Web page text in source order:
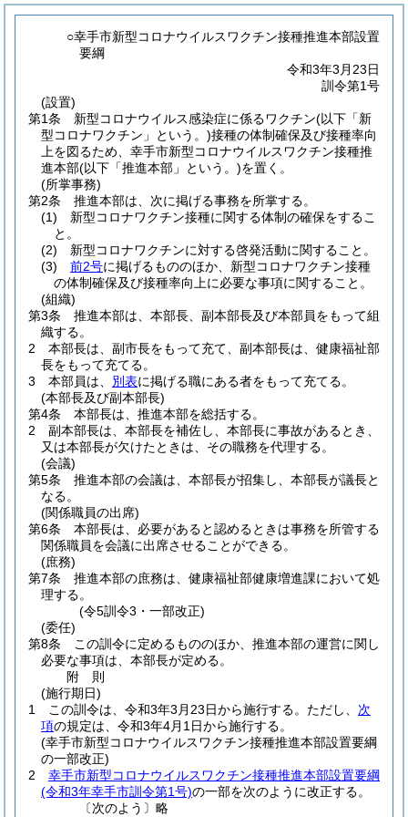
○幸手市新型コロナウイルスワクチン接種推進本部設置
要綱
令和3年3月23日
訓令第1号
(設置)
第1条
新型コロナウイルス感染症に係るワクチン(以下「新
型コロナワクチン」という。)接種の体制確保及び接種率向
上を図るため、幸手市新型コロナウイルスワクチン接種推
進本部(以下「推進本部」という。)を置く。
(所掌事務)
第2条
推進本部は、次に掲げる事務を所掌する。
(1)
新型コロナワクチン接種に関する体制の確保をするこ
と。
(2)
新型コロナワクチンに対する啓発活動に関すること。
(3)
前2号に掲げるもののほか、新型コロナワクチン接種
の体制確保及び接種率向上に必要な事項に関すること。
(組織)
第3条
推進本部は、本部長、副本部長及び本部員をもって組
織する。
2
本部長は、副市長をもって充て、副本部長は、健康福祉部
長をもって充てる。
3
本部員は、 別表に掲げる職にある者をもって充てる。
(本部長及び副本部長)
第4条
本部長は、推進本部を総括する。
2
副本部長は、本部長を補佐し、本部長に事故があるとき、
又は本部長が欠けたときは、その職務を代理する。
(会議)
第5条
推進本部の会議は、本部長が招集し、本部長が議長と
なる。
(関係職員の出席)
第6条
本部長は、必要があると認めるときは事務を所管する
関係職員を会議に出席させることができる。
(庶務)
第7条
推進本部の庶務は、健康福祉部健康増進課において処
理する。
(令5訓令3・一部改正)
(委任)
第8条
この訓令に定めるもののほか、推進本部の運営に関し
必要な事項は、本部長が定める。
附 則
(施行期日)
1
この訓令は、令和3年3月23日から施行する。 ただし、 次
項の規定は、令和3年4月1日から施行する。
(幸手市新型コロナウイルスワクチン接種推進本部設置要綱
の一部改正)
2
幸手市新型コロナウイルスワクチン接種推進本部設置要綱
(令和3年幸手市訓令第1号)の一部を次のように改正する。
〔次のよう〕略